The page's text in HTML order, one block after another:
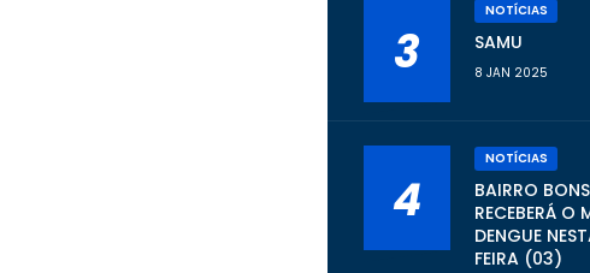
3
NOTÍCIAS
SAMU
8 JAN 2025
4
NOTÍCIAS
BAIRRO
RECEBERÁ O
DENGUE
FEIRA (03)